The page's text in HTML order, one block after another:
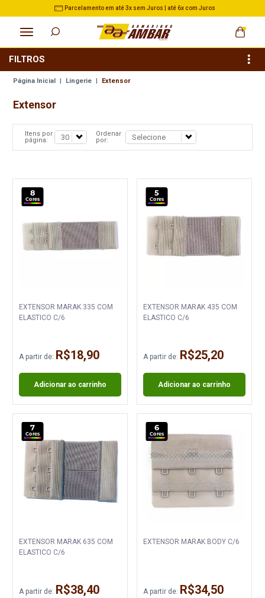
3% de Desconto no Pix nas Compras acima de R$
Página Inicial | Lingerie | Extensor
FILTROS
Extensor
Itens por
página:
Ordenar
por:
8
Cores
EXTENSOR MARAK 335 COM
ELASTICO C/6
A partir de: R$18,90
Adicionar ao carrinho
5
Cores
EXTENSOR MARAK 435 COM
ELASTICO C/6
A partir de: R$25,20
Adicionar ao carrinho
7
Cores
EXTENSOR MARAK 635 COM
ELASTICO C/6
A partir de: R$38,40
6
Cores
EXTENSOR MARAK BODY C/6
A partir de: R$34,50